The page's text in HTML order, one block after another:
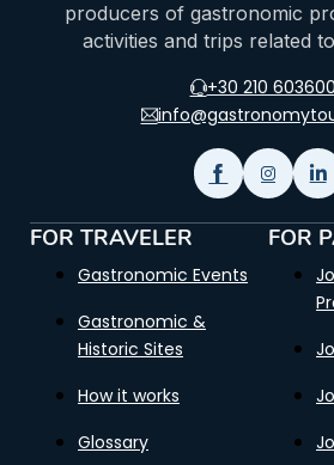
producers of gastronomic
activities and trips related
+30 210
FOR TRAVELER
Gastronomic Events
Gastronomic &
Historic Sites
How it works
Glossary
FOR